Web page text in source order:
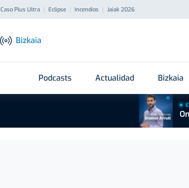
Caso Plus Ultra Eclipse Incendios Jaiak 2026
Bizkaia
Podcasts Actualidad Bizkaia